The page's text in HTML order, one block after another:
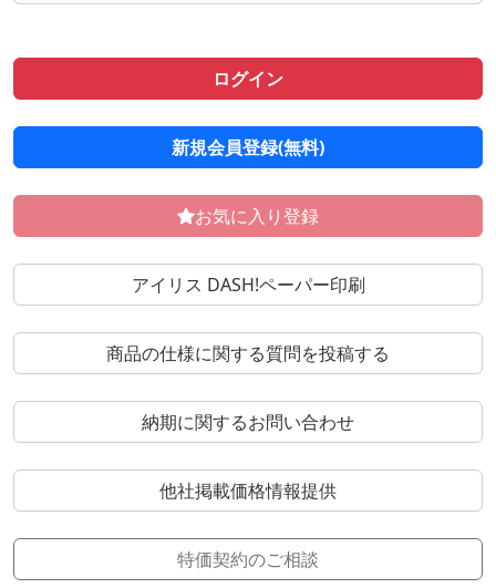
ログイン
新規会員登録(無料)
お気に入り登録
アイリス DASH!ペーパー印刷
商品の仕様に関する質問を投稿する
納期に関するお問い合わせ
他社掲載価格情報提供
特価契約のご相談